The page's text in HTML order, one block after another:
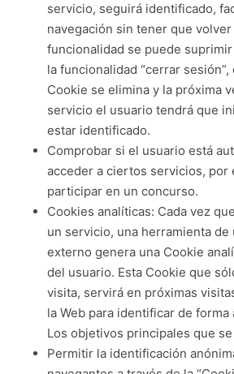
servicio, seguirá identificado,
navegación sin tener que
funcionalidad se puede
la funcionalidad “cerrar
Cookie se elimina y la próxima
servicio el usuario tendrá que
estar identificado.
Comprobar si el usuario está
acceder a ciertos servicios, por
participar en un concurso.
Cookies analíticas: Cada vez
un servicio, una herramienta
externo genera una Cookie
del usuario. Esta Cookie que
visita, servirá en próximas
la Web para identificar de
Los objetivos principales que
Permitir la identificación